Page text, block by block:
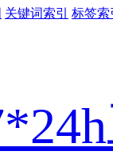
关键词索引 标签索